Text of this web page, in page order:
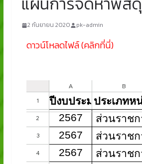
2 กันยายน 2020 pk-admin
ดาวน์โหลดไฟล์ (คลิกที่นี่)​